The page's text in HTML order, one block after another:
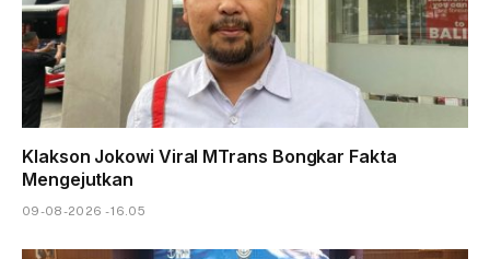
Klakson Jokowi Viral MTrans Bongkar Fakta
Mengejutkan
09-08-2026 - 16.05